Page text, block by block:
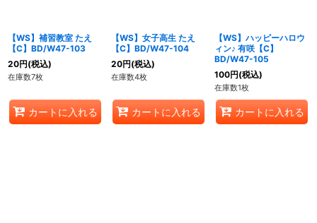
【WS】補習教室 たえ
【C】BD/W47-103
20円(税込)
在庫数7枚
カートに入れる
【WS】女子高生 たえ
【C】BD/W47-104
20円(税込)
在庫数4枚
カートに入れる
【WS】ハッピーハロウ
ィン♪ 有咲【C】
BD/W47-105
100円(税込)
在庫数1枚
カートに入れる